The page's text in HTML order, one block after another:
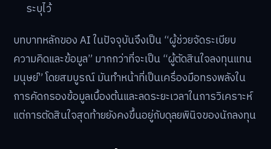
ระบุไว้
บทบาทหลักของ AI ในปัจจุบันจึงเป็น “ผู้ช่วยจัดระเบียบ
ความคิดและข้อมูล” มากกว่าที่จะเป็น “ผู้ตัดสินใจลงทุนแทน
มนุษย์” โดยสมบูรณ์ มันทำหน้าที่เป็นเครื่องมือทรงพลังใน
การคัดกรองข้อมูลเบื้องต้นและลดระยะเวลาในการวิเคราะห์
แต่การตัดสินใจสุดท้ายยังคงขึ้นอยู่กับดุลยพินิจของนักลงทุน